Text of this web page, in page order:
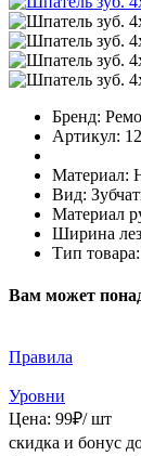
Бренд:
Артикул:
Материал:
Вид:
Материал
Ширина
Тип товара:
Вам может
Правила
Уровни
Цена: 99₽/ шт
скидка и бонус